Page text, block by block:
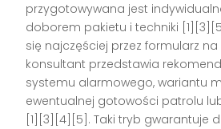
przygotowywana jest
doborem pakietu i techniki
się najczęściej przez formularz na
konsultant przedstawia
systemu alarmowego, wariantu
ewentualnej gotowości patrolu
[1][3][4][5]. Taki tryb gwarantuje